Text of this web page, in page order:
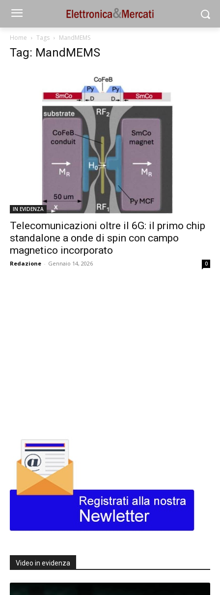
Home Tags MandMEMS
Tag: MandMEMS
IN EVIDENZA
Telecomunicazioni oltre il 6G: il primo chip
standalone a onde di spin con campo
magnetico incorporato
Redazione - Gennaio 14, 2026 0
Video in evidenza